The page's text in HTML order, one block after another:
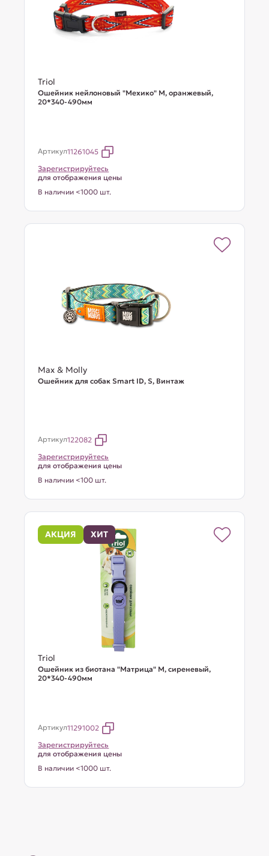
Triol
Ошейник нейлоновый "Мехико" M, оранжевый,
20*340-490мм
Артикул11261045
Зарегистрируйтесь
для отображения цены
В наличии <1000 шт.
Max & Molly
Ошейник для собак Smart ID, S, Винтаж
Артикул122082
Зарегистрируйтесь
для отображения цены
В наличии <100 шт.
АКЦИЯ ХИТ
Triol
Ошейник из биотана "Матрица" M, сиреневый,
20*340-490мм
Артикул11291002
Зарегистрируйтесь
для отображения цены
В наличии <1000 шт.